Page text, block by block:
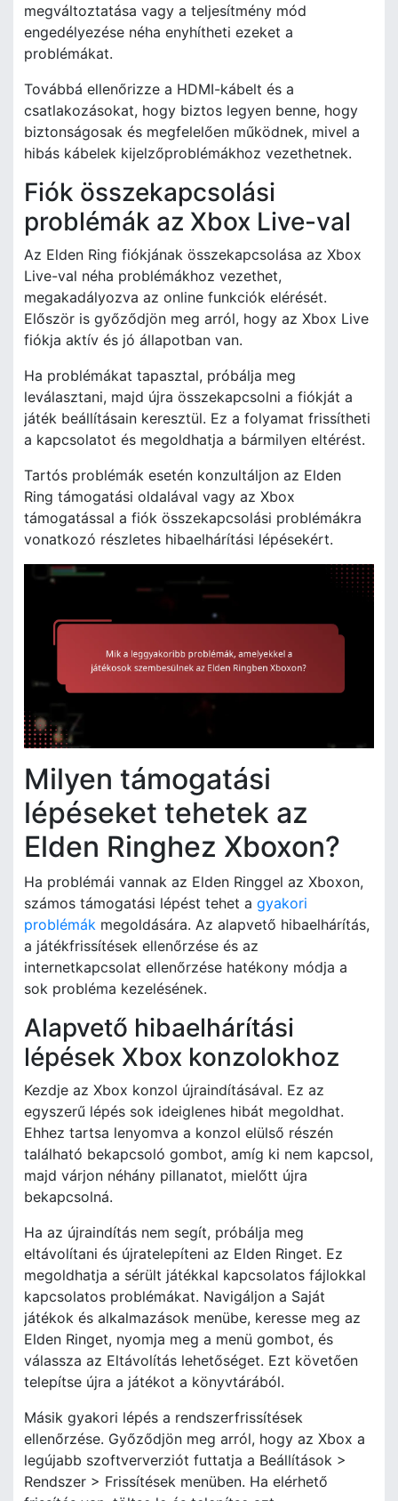
megváltoztatása vagy a teljesítmény mód
engedélyezése néha enyhítheti ezeket a
problémákat.
Továbbá ellenőrizze a HDMI-kábelt és a
csatlakozásokat, hogy biztos legyen benne, hogy
biztonságosak és megfelelően működnek, mivel a
hibás kábelek kijelzőproblémákhoz vezethetnek.
Fiók összekapcsolási
problémák az Xbox Live-val
Az Elden Ring fiókjának összekapcsolása az Xbox
Live-val néha problémákhoz vezethet,
megakadályozva az online funkciók elérését.
Először is győződjön meg arról, hogy az Xbox Live
fiókja aktív és jó állapotban van.
Ha problémákat tapasztal, próbálja meg
leválasztani, majd újra összekapcsolni a fiókját a
játék beállításain keresztül. Ez a folyamat frissítheti
a kapcsolatot és megoldhatja a bármilyen eltérést.
Tartós problémák esetén konzultáljon az Elden
Ring támogatási oldalával vagy az Xbox
támogatással a fiók összekapcsolási problémákra
vonatkozó részletes hibaelhárítási lépésekért.
Milyen támogatási
lépéseket tehetek az
Elden Ringhez Xboxon?
Ha problémái vannak az Elden Ringgel az Xboxon,
számos támogatási lépést tehet a gyakori
problémák megoldására. Az alapvető hibaelhárítás,
a játékfrissítések ellenőrzése és az
internetkapcsolat ellenőrzése hatékony módja a
sok probléma kezelésének.
Alapvető hibaelhárítási
lépések Xbox konzolokhoz
Kezdje az Xbox konzol újraindításával. Ez az
egyszerű lépés sok ideiglenes hibát megoldhat.
Ehhez tartsa lenyomva a konzol elülső részén
található bekapcsoló gombot, amíg ki nem kapcsol,
majd várjon néhány pillanatot, mielőtt újra
bekapcsolná.
Ha az újraindítás nem segít, próbálja meg
eltávolítani és újratelepíteni az Elden Ringet. Ez
megoldhatja a sérült játékkal kapcsolatos fájlokkal
kapcsolatos problémákat. Navigáljon a Saját
játékok és alkalmazások menübe, keresse meg az
Elden Ringet, nyomja meg a menü gombot, és
válassza az Eltávolítás lehetőséget. Ezt követően
telepítse újra a játékot a könyvtárából.
Másik gyakori lépés a rendszerfrissítések
ellenőrzése. Győződjön meg arról, hogy az Xbox a
legújabb szoftververziót futtatja a Beállítások >
Rendszer > Frissítések menüben. Ha elérhető